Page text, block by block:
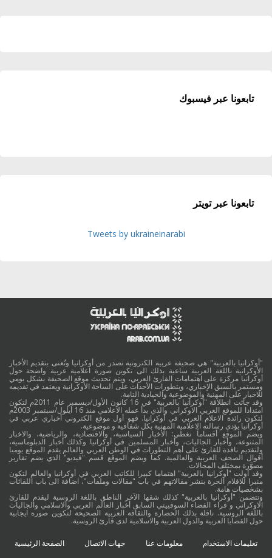
تابعونا عبر فيسبوك
تابعونا عبر تويتر
Tweets by ukraineinarabi
"أوكرانيا بالعربية" هي صحيفة عربية الكترونية تصدر من أوكرانيا وتُعنى بتقديم الأخبار
الأوكرانية باللغة العربية ساعية بذلك الى تكوين صورة اعلامية عربية واضحة حول
أوكرانيا مركزة على اهتمامات القارئ العربي، ويتم تحديث موقع الصحيفة بشكل يومي
ومستمر بالسبق الإخباري، وبتطورات الأحداث على الساحة الأوكرانية ويعتمد في تقديمه
للاخبار على المهنية والموضوعية والحيادية التامة.
وقد جائت انطلاقة "أوكرانيا بالعربية" في 16 كانون الأول/ديسمبر عام 2011م لتكون
امتدادا للموقع العربي الاوكراني والذي بدأ عمله الاعلامي منذ 16 أيلول/سبتمبر 2003م
لتكون رائدة الاعلام العربي في أوكرانيا. فهو أول موقع الكتروني أخباري عربي في
أوكرانيا يؤدي رسالته الاعلامية المهنية بكل شفافية و موضوعية.
ويضم الموقع أقساماً تغطي: الأخبار السياسية، والاقتصادية، والرياضية، والاخبار
المتنوعة، وأخبار الجاليات، وأخبار المسلمين في أوكرانيا وكذلك أخبار الدبلوماسية،
ولتقديم نافذة للقارئ على أهم التطورات في الوطن العربي والعالم يقدم الموقع يوميا
أقوال الصحف العربية والعالمية. كما ويضم الموقع قسم "فيديو" الذي يضم تقارير
مصوَّرة بمختلف المجالات.
وقد أولت "أوكرانيا بالعربية" اهتماما كبيرا للكاتب العربي في أوكرانيا والعالم لتكون
منبرا للاقلام الحرة بنشر مقالاتهم في باب "مقالات وملفات"، اضافة الى باب اللقائات
بشخصيات هامة.
وتتضمن "أوكرانيا بالعربية" كذلك شقها الآخر الناطق باللغة الروسية ليقدم للقارئ
الاوكراني و قراء الفضاء السوفييتي السابق أخبار العالم العربي والاسلامي والجاليات
باللغة الروسية. ناقلة بذلك الحضارة والثقافة العربية الصحيحة لتكوين صورة ايجابية
حول القضايا العربية والدول العربية والاسلامية لدى قارئ الروسية.
تعليمات الاستخدام معلومات عنا جهات الاتصال الصفحة الرئيسية